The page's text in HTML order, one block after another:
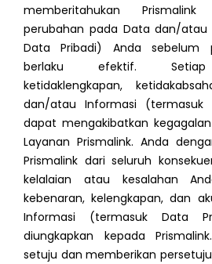
memberitahukan
perubahan pada Data dan/
Data Pribadi) Anda sebelum
berlaku efektif. Setiap
ketidaklengkapan,
dan/atau Informasi (termasuk
dapat mengakibatkan
Layanan Prismalink. Anda
Prismalink dari seluruh
kelalaian atau kesalahan
kebenaran, kelengkapan, dan
Informasi (termasuk Data
diungkapkan kepada
setuju dan memberikan